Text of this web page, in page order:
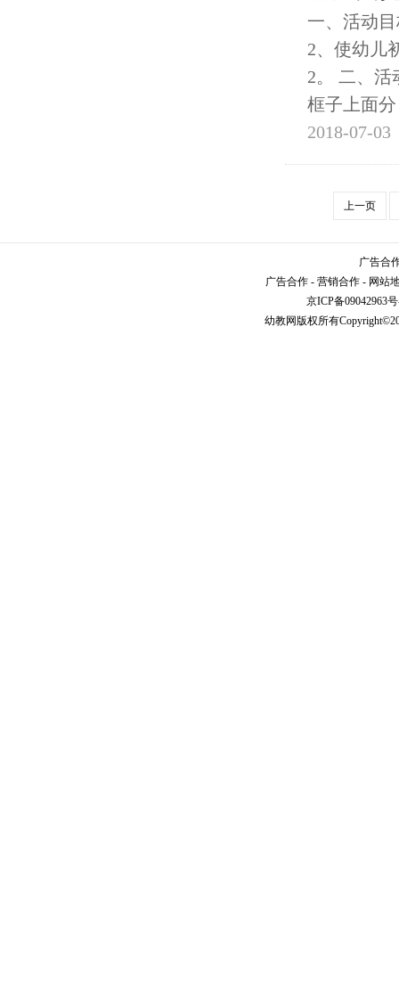
一、活动
2、使幼儿
2。 二、活
框子上面分
2018-07-03
上一页
广告合
广告合作 - 营销合作 - 网站
京ICP备09042963
幼教网版权所有